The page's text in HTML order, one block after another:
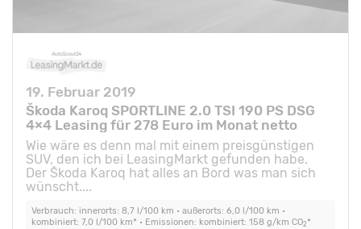
19. Februar 2019
Škoda Karoq SPORTLINE 2.0 TSI 190 PS DSG
4×4 Leasing für 278 Euro im Monat netto
Wie wäre es denn mal mit einem preisgünstigen
SUV, den ich bei LeasingMarkt gefunden habe.
Der Škoda Karoq hat alles an Bord was man sich
wünscht....
Verbrauch: innerorts: 8,7 l/100 km • außerorts: 6,0 l/100 km •
kombiniert: 7,0 l/100 km* • Emissionen: kombiniert: 158 g/km CO2*